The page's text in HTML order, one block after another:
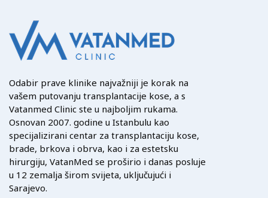
Odabir prave klinike najvažniji je korak na
vašem putovanju transplantacije kose, a s
Vatanmed Clinic ste u najboljim rukama.
Osnovan 2007. godine u Istanbulu kao
specijalizirani centar za transplantaciju kose,
brade, brkova i obrva, kao i za estetsku
hirurgiju, VatanMed se proširio i danas posluje
u 12 zemalja širom svijeta, uključujući i
Sarajevo.